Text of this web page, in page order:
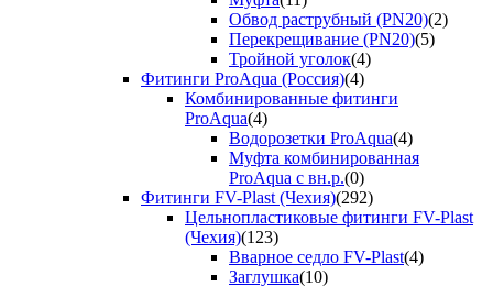
Обвод раструбный (PN20)(2)
Перекрещивание (PN20)(5)
Тройной уголок(4)
Фитинги ProAqua (Россия)(4)
Комбинированные фитинги
ProAqua(4)
Водорозетки ProAqua(4)
Муфта комбинированная
ProAqua с вн.р.(0)
Фитинги FV-Plast (Чехия)(292)
Цельнопластиковые фитинги FV-Plast
(Чехия)(123)
Вварное седло FV-Plast(4)
Заглушка(10)